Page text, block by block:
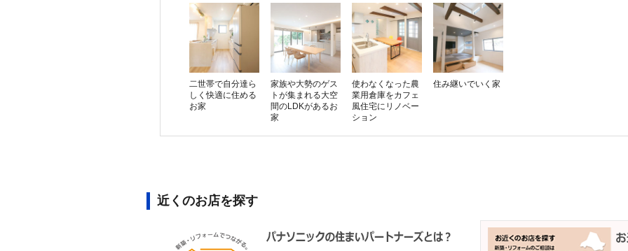
二世帯で自分達ら
しく快適に住める
お家
家族や大勢のゲス
トが集まれる大空
間のLDKがあるお
家
使わなくなった農
業用倉庫をカフェ
風住宅にリノベー
ション
住み継いでいく家
近くのお店を探す